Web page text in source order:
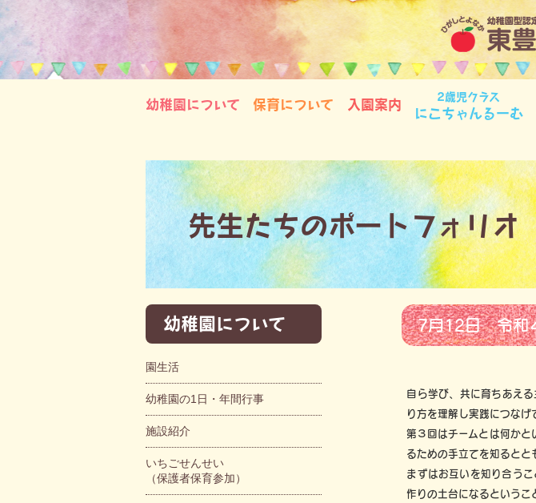
幼稚園について 保育について 入園案内
2歳児クラス
にこちゃんるーむ
先生たちのポートフォリオ
幼稚園について
園生活
幼稚園の1日・年間行事
施設紹介
いちごせんせい
（保護者保育参加）
7月12日 令和
自ら学び、共に育ちあえ
り方を理解し実践につなげ
第３回はチームとは何かと
るための手立てを知るとと
まずはお互いを知り合う
作りの土台になるというこ